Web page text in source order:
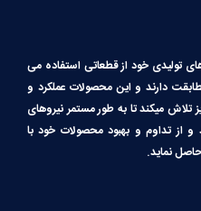
تولیدی خود از قطعاتی استفاده می
دارند و این محصولات عملکرد و
تلاش میکند تا به طور مستمر نیروهای
و از تداوم و بهبود محصولات خود با
نماید.